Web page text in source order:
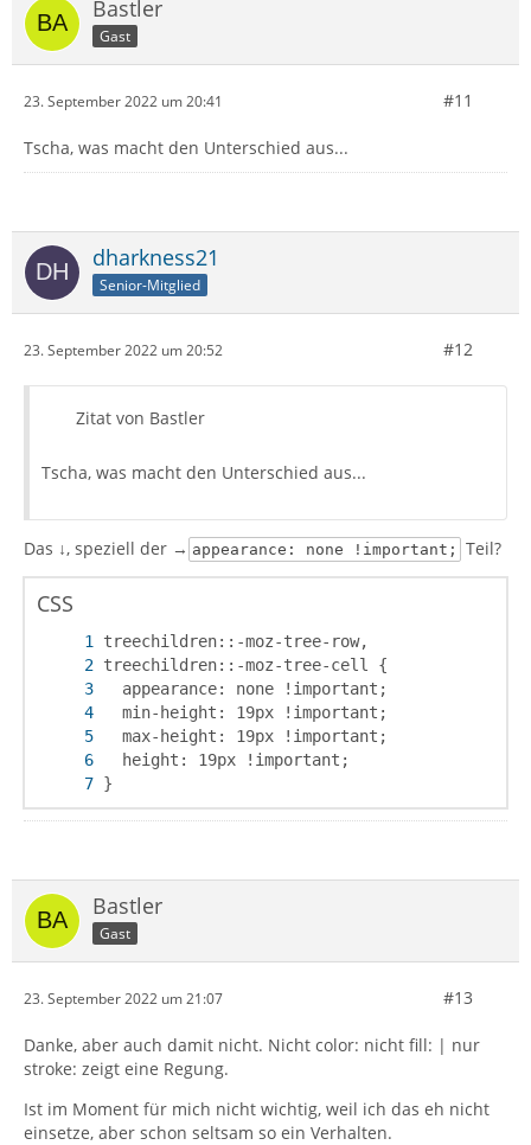
Bastler
Gast
23. September 2022 um 20:41 #11
Tscha, was macht den Unterschied aus...
dharkness21
Senior-Mitglied
23. September 2022 um 20:52 #12
Zitat von Bastler
Tscha, was macht den Unterschied aus...
Das ↓, speziell der → appearance: none !important; Teil?
CSS
}
Bastler
Gast
23. September 2022 um 21:07 #13
Danke, aber auch damit nicht. Nicht color: nicht fill: | nur
stroke: zeigt eine Regung.
Ist im Moment für mich nicht wichtig, weil ich das eh nicht
einsetze, aber schon seltsam so ein Verhalten.